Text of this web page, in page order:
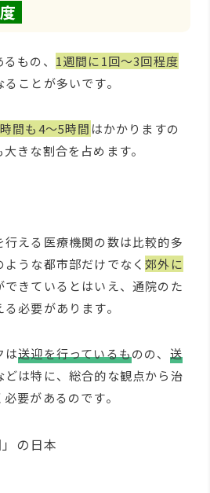
もの、 1週間に1回～3回程度
ことが多いです。
間も4～5時間 はかかりますの
きな割合を占めます。
行える医療機関の数は比較的多
ような都市部だけでなく郊外に
できているとはいえ、通院のた
必要があります。
は送迎を行っているものの、 送
どは特に、総合的な観点から治
要があるのです。
の日本